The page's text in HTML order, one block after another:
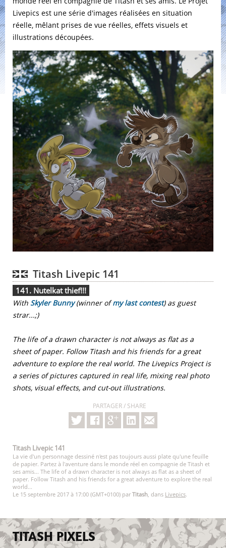
Livepics est une série d'images réalisées en situation
réelle, mêlant prises de vue réelles, effets visuels et
illustrations découpées.
Titash Livepic 141
141. Nutelkat thief!!!
With Skyler Bunny(winner ofmy last contest) as guest
strar...;)
The life of a drawn character is not always as flat as a
sheet of paper. Follow Titash and his friends for a great
adventure to explore the real world. The Livepics Project is
a series of pictures captured in real life, mixing real photo
shots, visual effects, and cut-out illustrations.
PARTAGER / SHARE
Titash Livepic 141
La vie d'un personnage dessiné n'est pas toujours aussi plate qu'une feuille
de papier. Partez à l'aventure dans le monde réel en compagnie de Titash et
ses amis... The life of a drawn character is not always as flat as a sheet of
paper. Follow Titash and his friends for a great adventure to explore the real
world...
Le 15 septembre 2017 à 17:00 (GMT+0100) par Titash, dans Livepics.
TITASH PIXELS